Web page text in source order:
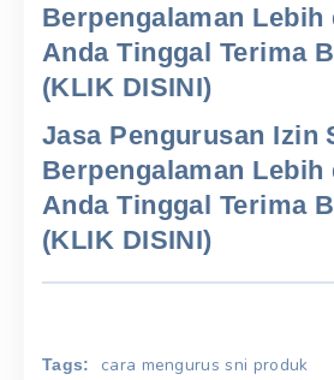
Berpengalaman Lebih
Anda Tinggal Terima
(KLIK DISINI)
Jasa Pengurusan Izin
Berpengalaman Lebih
Anda Tinggal Terima
(KLIK DISINI)
Tags: cara mengurus sni produk